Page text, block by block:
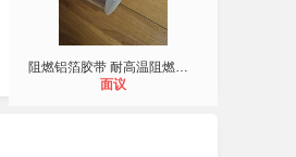
阻燃铝箔胶带 耐高温阻燃铝箔胶带
面议